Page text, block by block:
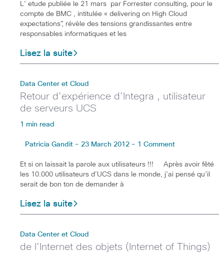
L’ etude publiée le 21 mars par Forrester consulting, pour le
compte de BMC , intitulée « delivering on High Cloud
expectations”, révèle des tensions grandissantes entre
responsables informatiques et les
Lisez la suite
Data Center et Cloud
Retour d’expérience d’Integra , utilisateur
de serveurs UCS
1 min read
Patricia Gandit - 23 March 2012 - 1 Comment
Et si on laissait la parole aux utilisateurs !!! Après avoir fêté
les 10.000 utilisateurs d’UCS dans le monde, j’ai pensé qu’il
serait de bon ton de demander à
Lisez la suite
Data Center et Cloud
de l’Internet des objets (Internet of Things)